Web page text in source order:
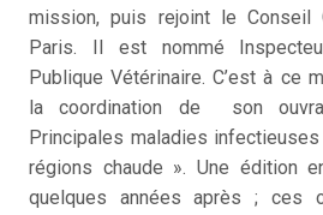
mission, puis rejoint le Conseil
Paris. Il est nommé
Publique Vétérinaire. C’est à ce
la coordination de son
Principales maladies
régions chaude ». Une édition
quelques années après ; ces